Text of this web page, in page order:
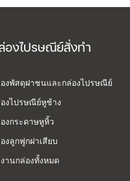
องไปรษณีย์สั่งทำ
งพัสดุฝาชนและกล่องไปรษณีย์
งไปรษณีย์หูช้าง
งกระดาษหูหิ้ว
งลูกฟูกฝาเสียบ
านกล่องทั้งหมด